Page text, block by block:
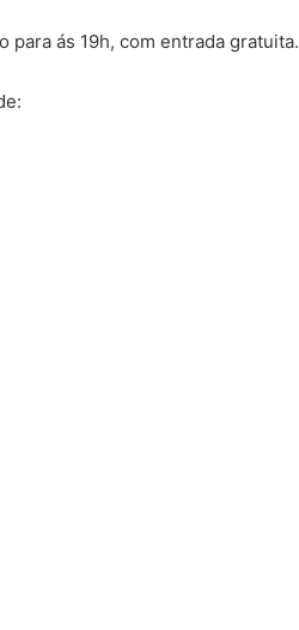
para ás 19h, com entrada gratuita.